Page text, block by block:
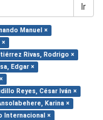
Ir
Manuel ×
Rivas, Rodrigo ×
Edgar ×
Reyes, César Iván ×
Karina ×
Internacional ×